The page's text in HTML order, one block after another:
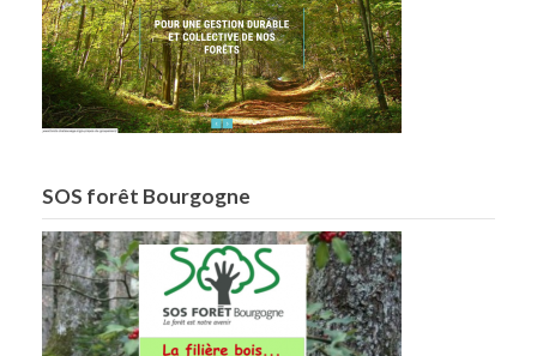
SOS forêt Bourgogne